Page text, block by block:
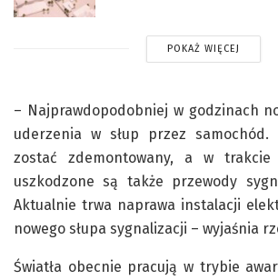
POKAŻ WIĘCEJ
– Najprawdopodobniej w godzinach
uderzenia w słup przez samochód.
zostać zdemontowany, a w trakcie
uszkodzone są także przewody
Aktualnie trwa naprawa instalacji
nowego słupa sygnalizacji – wyjaśnia
Światła obecnie pracują w trybie